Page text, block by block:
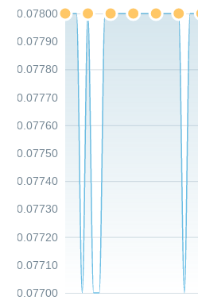
0.07700
0.07710
0.07720
0.07730
0.07740
0.07750
0.07760
0.07770
0.07780
0.07790
0.07800